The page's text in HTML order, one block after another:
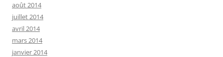
août 2014
juillet 2014
avril 2014
mars 2014
janvier 2014